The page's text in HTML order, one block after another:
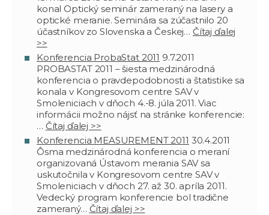
konal Optický seminár zameraný na lasery a
optické meranie. Seminára sa zúčastnilo 20
účastníkov zo Slovenska a Českej… Čítaj ďalej
>>
Konferencia ProbaStat 2011 9.7.2011
PROBASTAT 2011 – šiesta medzinárodná
konferencia o pravdepodobnosti a štatistike sa
konala v Kongresovom centre SAV v
Smoleniciach v dňoch 4.-8. júla 2011. Viac
informácii možno nájsť na stránke konferencie:
… Čítaj ďalej >>
Konferencia MEASUREMENT 2011 30.4.2011
Ôsma medzinárodná konferencia o meraní
organizovaná Ústavom merania SAV sa
uskutočnila v Kongresovom centre SAV v
Smoleniciach v dňoch 27. až 30. apríla 2011.
Vedecký program konferencie bol tradične
zameraný… Čítaj ďalej >>